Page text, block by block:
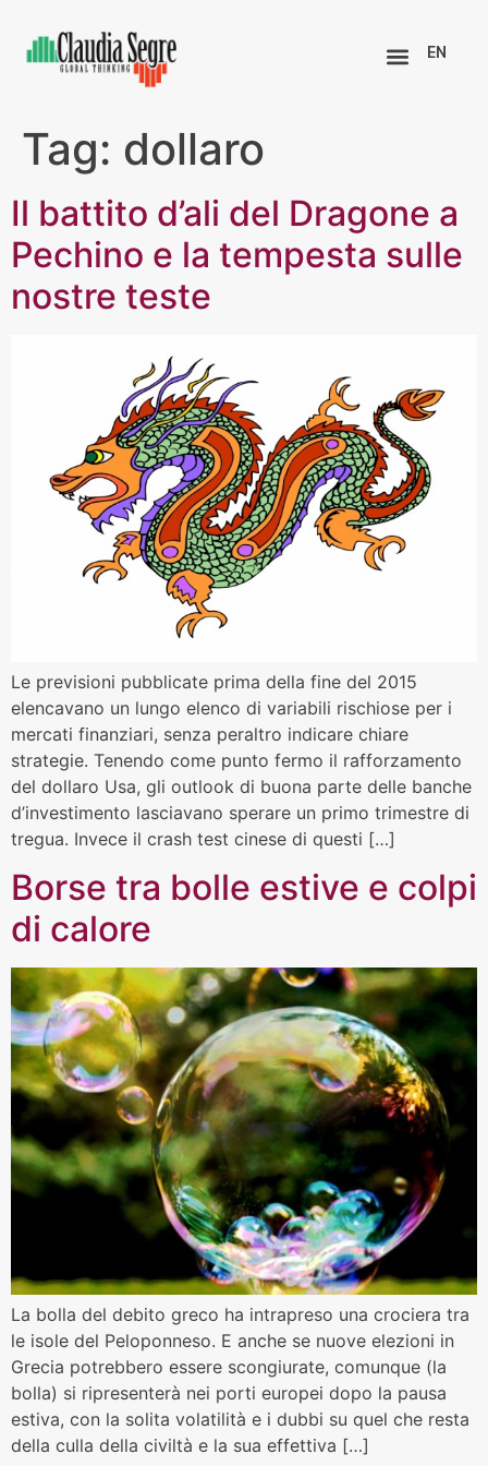
EN
Tag: dollaro
Il battito d’ali del Dragone a
Pechino e la tempesta sulle
nostre teste
Le previsioni pubblicate prima della fine del 2015
elencavano un lungo elenco di variabili rischiose per i
mercati finanziari, senza peraltro indicare chiare
strategie. Tenendo come punto fermo il rafforzamento
del dollaro Usa, gli outlook di buona parte delle banche
d’investimento lasciavano sperare un primo trimestre di
tregua. Invece il crash test cinese di questi […]
Borse tra bolle estive e colpi
di calore
La bolla del debito greco ha intrapreso una crociera tra
le isole del Peloponneso. E anche se nuove elezioni in
Grecia potrebbero essere scongiurate, comunque (la
bolla) si ripresenterà nei porti europei dopo la pausa
estiva, con la solita volatilità e i dubbi su quel che resta
della culla della civiltà e la sua effettiva […]